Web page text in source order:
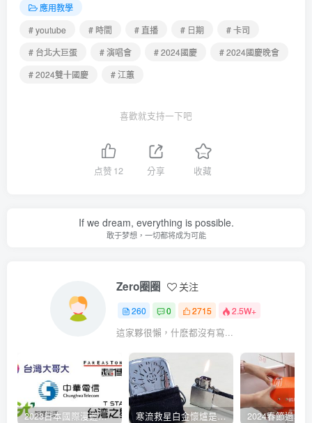
應用教學
# youtube
# 時間 # 直播 # 日期
# 卡司
# 台北大巨蛋
# 演唱會 # 2024國慶
# 2024國慶晚會
# 2024雙十國慶
# 江蕙
喜歡就支持一下吧
点赞 12 分享 收藏
If we dream, everything is possible.
敢于梦想，一切都将成为可能
Zero圈圈 关注
260 0 2715 2.5W+
這家夥很懶，什麽都沒有寫...
2023日本國際漫遊吃到飽資費懶人包：中華電信、遠傳電信、台灣大哥大、台灣之星、亞太電信 寒流救星白金懷爐是什麼？運作原理解析、相比電暖蛋有哪些優缺點？懷爐挑選方法介紹